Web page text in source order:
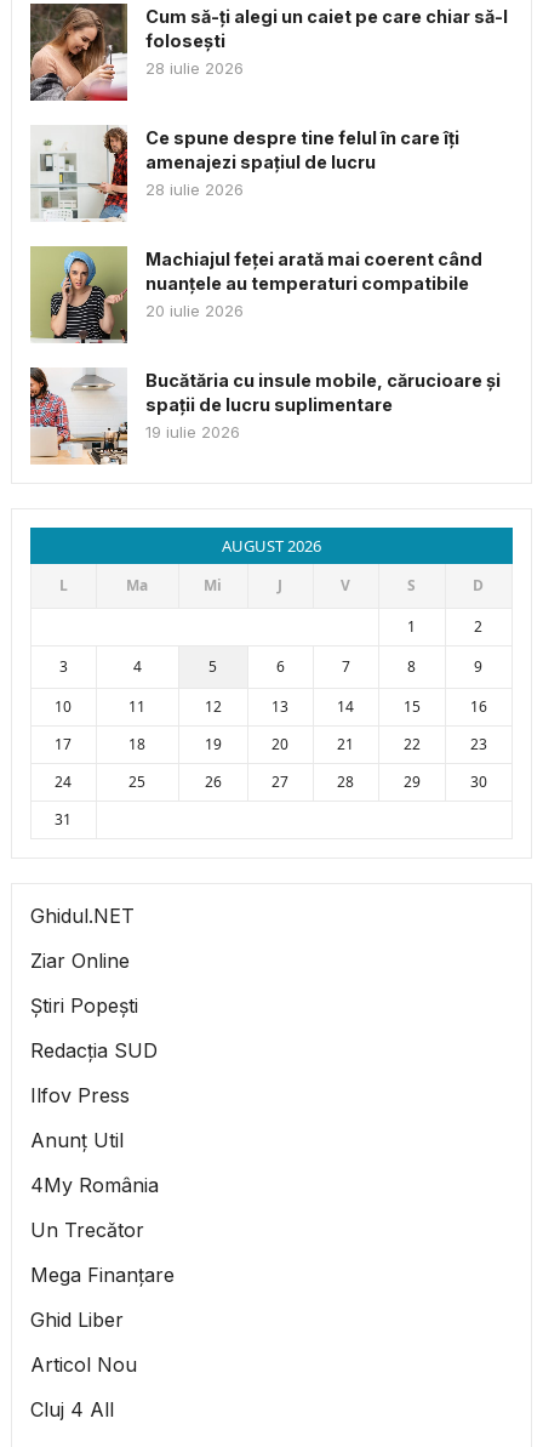
Cum să-ți alegi un caiet pe care chiar să-l
folosești
28 iulie 2026
Ce spune despre tine felul în care îți
amenajezi spațiul de lucru
28 iulie 2026
Machiajul feței arată mai coerent când
nuanțele au temperaturi compatibile
20 iulie 2026
Bucătăria cu insule mobile, cărucioare și
spații de lucru suplimentare
19 iulie 2026
AUGUST 2026
L Ma Mi J V S
D
1
2
3
4 5 6 7 8
9
10
11 12 13 14 15
16
17
18 19 20 21 22
23
24
25 26 27 28 29
30
31
Ghidul.NET
Ziar Online
Știri Popești
Redacția SUD
Ilfov Press
Anunț Util
4My România
Un Trecător
Mega Finanțare
Ghid Liber
Articol Nou
Cluj 4 All